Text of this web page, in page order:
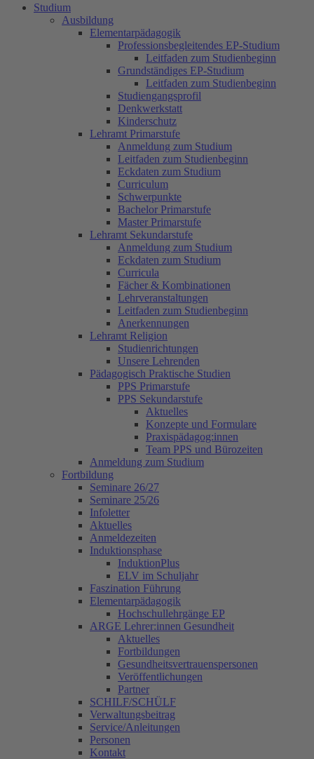
Studium
Ausbildung
Elementarpädagogik
Professionsbegleitendes EP-Studium
Leitfaden zum Studienbeginn
Grundständiges EP-Studium
Leitfaden zum Studienbeginn
Studiengangsprofil
Denkwerkstatt
Kinderschutz
Lehramt Primarstufe
Anmeldung zum Studium
Leitfaden zum Studienbeginn
Eckdaten zum Studium
Curriculum
Schwerpunkte
Bachelor Primarstufe
Master Primarstufe
Lehramt Sekundarstufe
Anmeldung zum Studium
Eckdaten zum Studium
Curricula
Fächer & Kombinationen
Lehrveranstaltungen
Leitfaden zum Studienbeginn
Anerkennungen
Lehramt Religion
Studienrichtungen
Unsere Lehrenden
Pädagogisch Praktische Studien
PPS Primarstufe
PPS Sekundarstufe
Aktuelles
Konzepte und Formulare
Praxispädagog:innen
Team PPS und Bürozeiten
Anmeldung zum Studium
Fortbildung
Seminare 26/27
Seminare 25/26
Infoletter
Aktuelles
Anmeldezeiten
Induktionsphase
InduktionPlus
ELV im Schuljahr
Faszination Führung
Elementarpädagogik
Hochschullehrgänge EP
ARGE Lehrer:innen Gesundheit
Aktuelles
Fortbildungen
Gesundheitsvertrauenspersonen
Veröffentlichungen
Partner
SCHILF/SCHÜLF
Verwaltungsbeitrag
Service/Anleitungen
Personen
Kontakt